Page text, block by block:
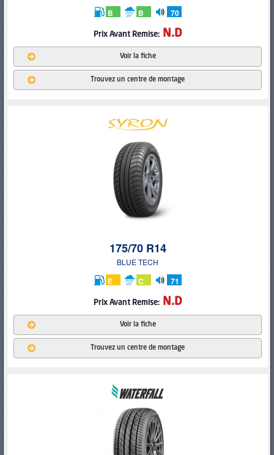
B B
70
Prix Avant Remise:N.D
Voir la fiche
Trouvez un centre de montage
175/70 R14
BLUE TECH
E C
71
Prix Avant Remise:N.D
Voir la fiche
Trouvez un centre de montage